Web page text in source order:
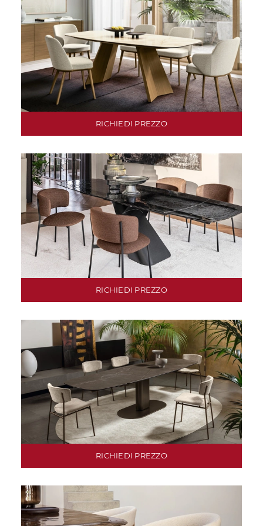
RICHIEDI PREZZO
RICHIEDI PREZZO
RICHIEDI PREZZO